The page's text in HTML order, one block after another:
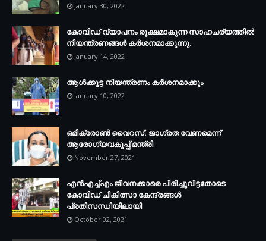
January 30, 2022
കോവിഡ് വ്യാപനം രൂക്ഷമാകുന്ന സാഹചര്യത്തില്‍
നിയന്ത്രണങ്ങള്‍ കര്‍ശനമാക്കുന്നു.
January 14, 2022
ആള്‍ക്കൂട്ട നിയന്ത്രണം കര്‍ശനമാക്കും
January 10, 2022
ഒമിക്രോണ്‍ വൈറസ്. ജാഗ്രത വേണമെന്ന്
ആരോഗ്യവകുപ്പ് മന്ത്രി
November 27, 2021
എന്‍എച്ച്എം ജീവനക്കാരെ പിരിച്ചുവിട്ടതോടെ
കോവിഡ് ചികിത്സാ കേന്ദ്രങ്ങള്‍
പ്രതിസന്ധിയിലായി
October 02, 2021